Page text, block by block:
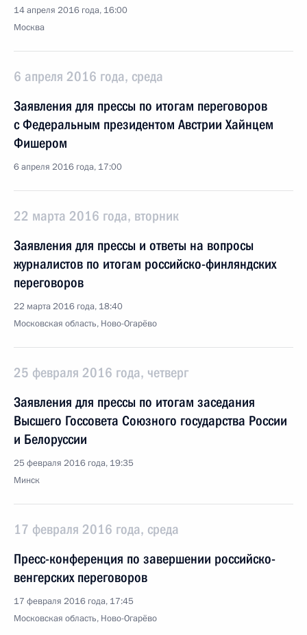
14 апреля 2016 года, 16:00
Москва
6 апреля 2016 года, среда
Заявления для прессы по итогам переговоров
с Федеральным президентом Австрии Хайнцем
Фишером
6 апреля 2016 года, 17:00
22 марта 2016 года, вторник
Заявления для прессы и ответы на вопросы
журналистов по итогам российско-финляндских
переговоров
22 марта 2016 года, 18:40
Московская область, Ново-Огарёво
25 февраля 2016 года, четверг
Заявления для прессы по итогам заседания
Высшего Госсовета Союзного государства России
и Белоруссии
25 февраля 2016 года, 19:35
Минск
17 февраля 2016 года, среда
Пресс-конференция по завершении российско-
венгерских переговоров
17 февраля 2016 года, 17:45
Московская область, Ново-Огарёво